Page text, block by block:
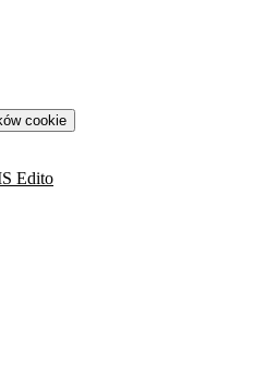
cookie
Edito